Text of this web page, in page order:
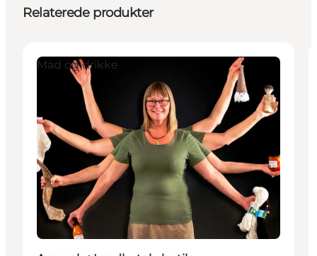
Relaterede produkter
Mad og drikke